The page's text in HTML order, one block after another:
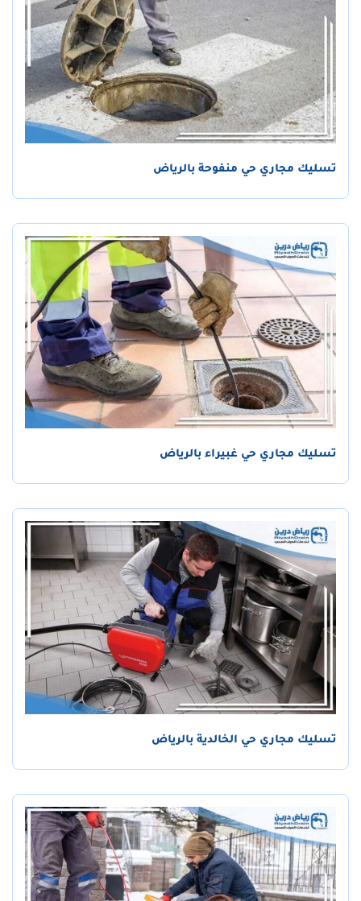
تسليك مجاري حي منفوحة بالرياض
تسليك مجاري حي غبيراء بالرياض
تسليك مجاري حي الخالدية بالرياض